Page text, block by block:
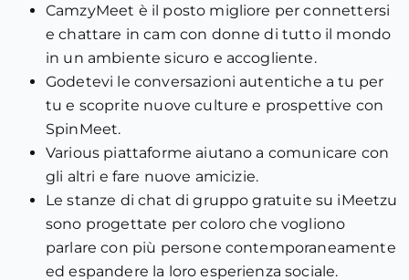
CamzyMeet è il posto migliore per connettersi
e chattare in cam con donne di tutto il mondo
in un ambiente sicuro e accogliente.
Godetevi le conversazioni autentiche a tu per
tu e scoprite nuove culture e prospettive con
SpinMeet.
Various piattaforme aiutano a comunicare con
gli altri e fare nuove amicizie.
Le stanze di chat di gruppo gratuite su iMeetzu
sono progettate per coloro che vogliono
parlare con più persone contemporaneamente
ed espandere la loro esperienza sociale.